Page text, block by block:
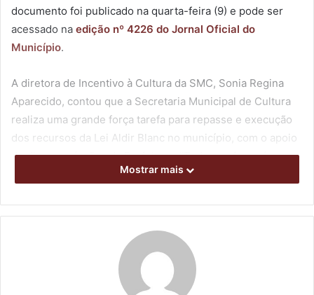
documento foi publicado na quarta-feira (9) e pode ser
acessado na edição nº 4226 do Jornal Oficial do
Município.
A diretora de Incentivo à Cultura da SMC, Sonia Regina
Aparecido, contou que a Secretaria Municipal de Cultura
realiza uma grande força tarefa para repasse e execução
dos recursos da Lei Aldir Blanc no município, com o apoio
de diversos órgãos da Prefeitura. “Todo o esforço é para
que os valores destinados a Londrina possam chegar ao
A lista de inscrições habilitadas e inabilitadas consta nos
anexo I e II do documento. Todos os materiais entregues
foram analisados por uma Comissão Especial, nomeada
Mostrar mais